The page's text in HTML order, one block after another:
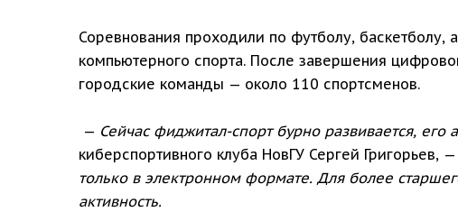
Соревнования проходили по футболу,
компьютерного спорта. После завершения
городские команды — около 110 спортсменов.
— Сейчас фиджитал-спорт бурно развивается, его
киберспортивного клуба НовГУ Сергей Григорьев, —
только в электронном формате. Для более
активность.